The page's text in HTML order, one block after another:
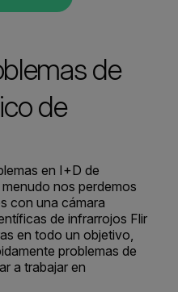
de
de
en I+D de
nos perdemos
con una cámara
de infrarrojos Flir
en todo un objetivo,
problemas de
a trabajar en